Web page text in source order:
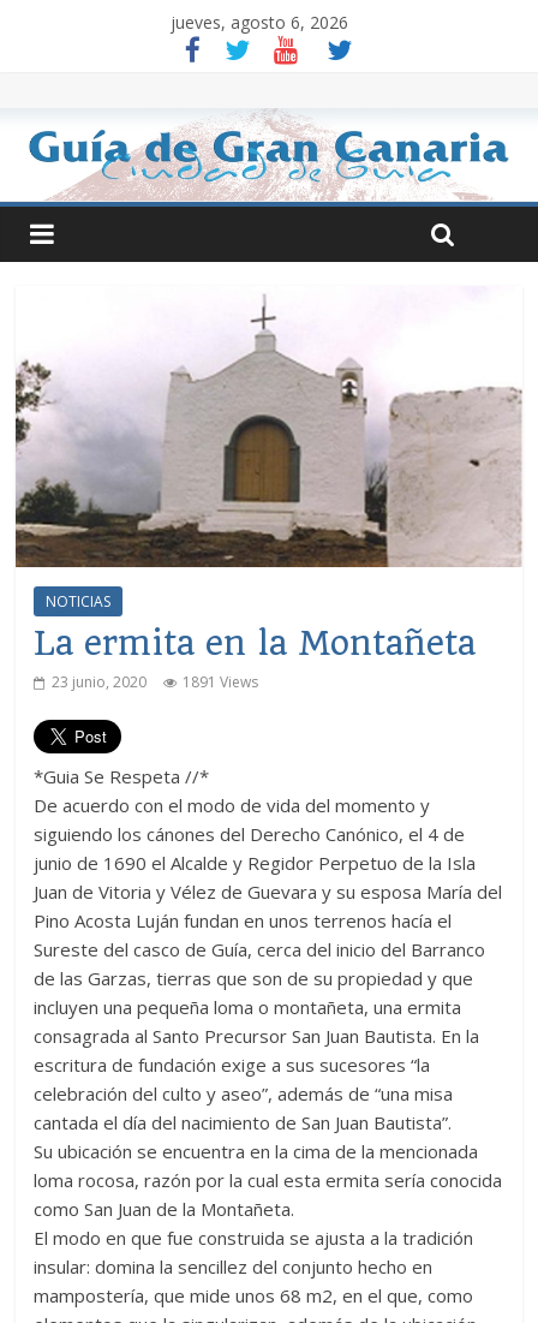
jueves, agosto 6, 2026
NOTICIAS
La ermita en la Montañeta
23 junio, 2020 1891 Views
*Guia Se Respeta //*
De acuerdo con el modo de vida del momento y
siguiendo los cánones del Derecho Canónico, el 4 de
junio de 1690 el Alcalde y Regidor Perpetuo de la Isla
Juan de Vitoria y Vélez de Guevara y su esposa María del
Pino Acosta Luján fundan en unos terrenos hacía el
Sureste del casco de Guía, cerca del inicio del Barranco
de las Garzas, tierras que son de su propiedad y que
incluyen una pequeña loma o montañeta, una ermita
consagrada al Santo Precursor San Juan Bautista. En la
escritura de fundación exige a sus sucesores “la
celebración del culto y aseo”, además de “una misa
cantada el día del nacimiento de San Juan Bautista”.
Su ubicación se encuentra en la cima de la mencionada
loma rocosa, razón por la cual esta ermita sería conocida
como San Juan de la Montañeta.
El modo en que fue construida se ajusta a la tradición
insular: domina la sencillez del conjunto hecho en
mampostería, que mide unos 68 m2, en el que, como